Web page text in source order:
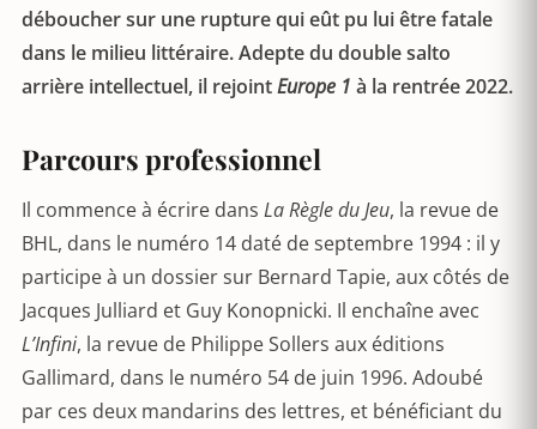
déboucher sur une rupture qui eût pu lui être fatale
dans le milieu littéraire. Adepte du double salto
arrière intellectuel, il rejointEurope 1 à la rentrée 2022.
Parcours professionnel
Il commence à écrire dans La Règle du Jeu, la revue de
BHL, dans le numéro 14 daté de septembre 1994 : il y
participe à un dossier sur Bernard Tapie, aux côtés de
Jacques Julliard et Guy Konopnicki. Il enchaîne avec
L’Infini, la revue de Philippe Sollers aux éditions
Gallimard, dans le numéro 54 de juin 1996. Adoubé
par ces deux mandarins des lettres, et bénéficiant du